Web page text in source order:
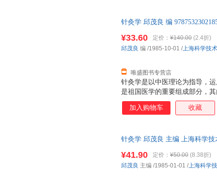
展规律等方面探索，远在文字
通过长期的实践，从各种树枝
具、材料的逐步改革，扩大了
针灸学 邱茂良 编
针灸学是以中医理论为指导，
是祖国医学的重要组成部分，
等部分。 针灸具有适应证广、
年来深受广大劳动人民的欢迎
展规律等方面探索，远在文字
通过长期的实践，从各种树枝
具、材料的逐步改革，扩大了
¥33.60 定价： ¥140.00 (2.4折)
唯盛图书专营店
邱茂良 编 /1985-10-01 /上海科学技
加入购物车 收藏
针灸学 邱茂良 主编 上海科学
¥41.90 定价： ¥50.00 (8.38折)
邱茂良 主编 /1985-01-01 /上海科学